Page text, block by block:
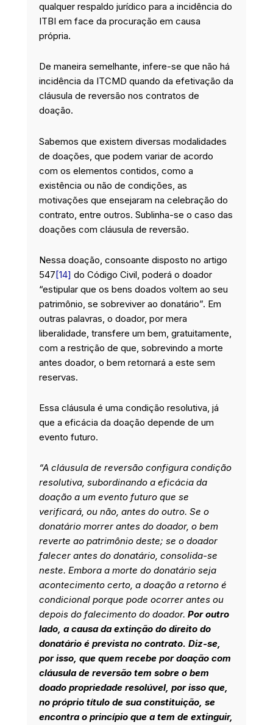
qualquer respaldo jurídico para a incidência do
ITBI em face da procuração em causa
própria.
De maneira semelhante, infere-se que não há
incidência da ITCMD quando da efetivação da
cláusula de reversão nos contratos de
doação.
Sabemos que existem diversas modalidades
de doações, que podem variar de acordo
com os elementos contidos, como a
existência ou não de condições, as
motivações que ensejaram na celebração do
contrato, entre outros. Sublinha-se o caso das
doações com cláusula de reversão.
Nessa doação, consoante disposto no artigo
547[14] do Código Civil, poderá o doador
“estipular que os bens doados voltem ao seu
patrimônio, se sobreviver ao donatário”. Em
outras palavras, o doador, por mera
liberalidade, transfere um bem, gratuitamente,
com a restrição de que, sobrevindo a morte
antes doador, o bem retornará a este sem
reservas.
Essa cláusula é uma condição resolutiva, já
que a eficácia da doação depende de um
evento futuro.
“A cláusula de reversão configura condição
resolutiva, subordinando a eficácia da
doação a um evento futuro que se
verificará, ou não, antes do outro. Se o
donatário morrer antes do doador, o bem
reverte ao patrimônio deste; se o doador
falecer antes do donatário, consolida-se
neste. Embora a morte do donatário seja
acontecimento certo, a doação a retorno é
condicional porque pode ocorrer antes ou
depois do falecimento do doador. Por outro
lado, a causa da extinção do direito do
donatário é prevista no contrato. Diz-se,
por isso, que quem recebe por doação com
cláusula de reversão tem sobre o bem
doado propriedade resolúvel, por isso que,
no próprio título de sua constituição, se
encontra o princípio que a tem de extinguir,